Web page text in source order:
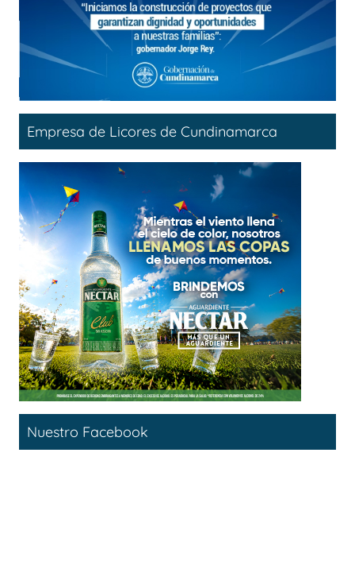
Empresa de Licores de Cundinamarca
Nuestro Facebook